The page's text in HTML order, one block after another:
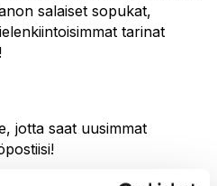
salaiset sopukat,
tarinat
jotta saat uusimmat